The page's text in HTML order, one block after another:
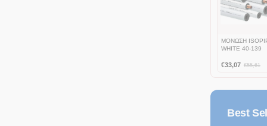
ΜΟΝΩΣΗ
WHITE 40-139
€33,07 €55,61
Best